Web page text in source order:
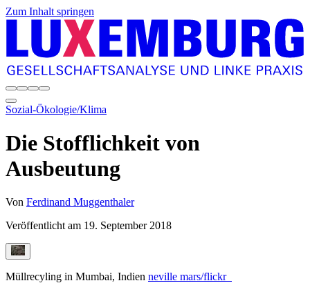
Zum Inhalt springen
Sozial-Ökologie/Klima
Die Stofflichkeit von
Ausbeutung
Von Ferdinand Muggenthaler
Veröffentlicht am 19. September 2018
Müllrecyling in Mumbai, Indien neville mars/flickr